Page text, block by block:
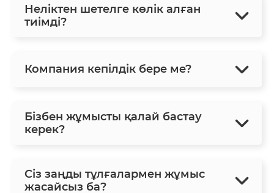
Неліктен шетелге көлік алған
тиімді?
Компания кепілдік бере ме?
Бізбен жұмысты қалай бастау
керек?
Сіз заңды тұлғалармен жұмыс
жасайсыз ба?